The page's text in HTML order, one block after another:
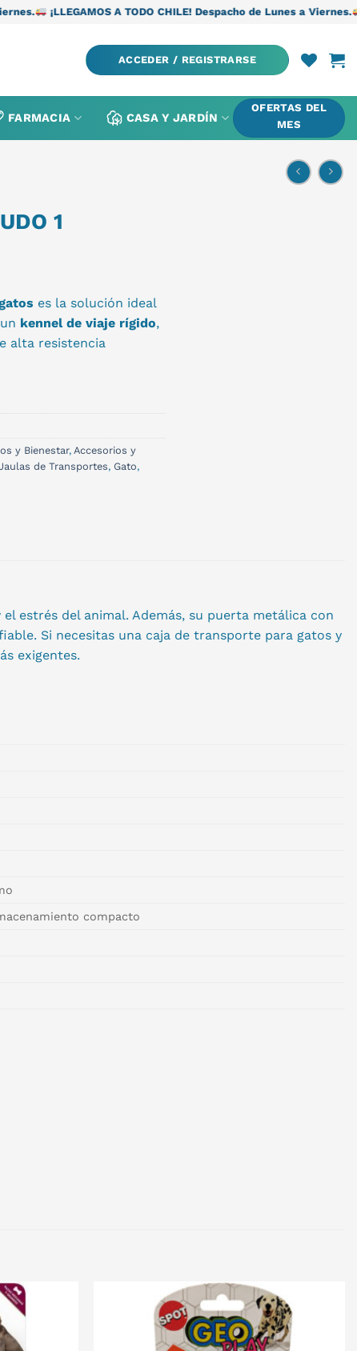
A TODO CHILE! Despacho de Lunes a Viernes. ¡LLEGAMOS
ACCEDER / REGISTRARSE
FARMACIA CASA Y JARDÍN
OFERTAS DEL
MES
1
es la solución ideal
kennel de viaje rígido,
alta resistencia
y Bienestar, Accesorios y
de Transportes, Gato,
estrés del animal. Además, su puerta metálica con
Si necesitas una caja de transporte para gatos y
exigentes.
compacto